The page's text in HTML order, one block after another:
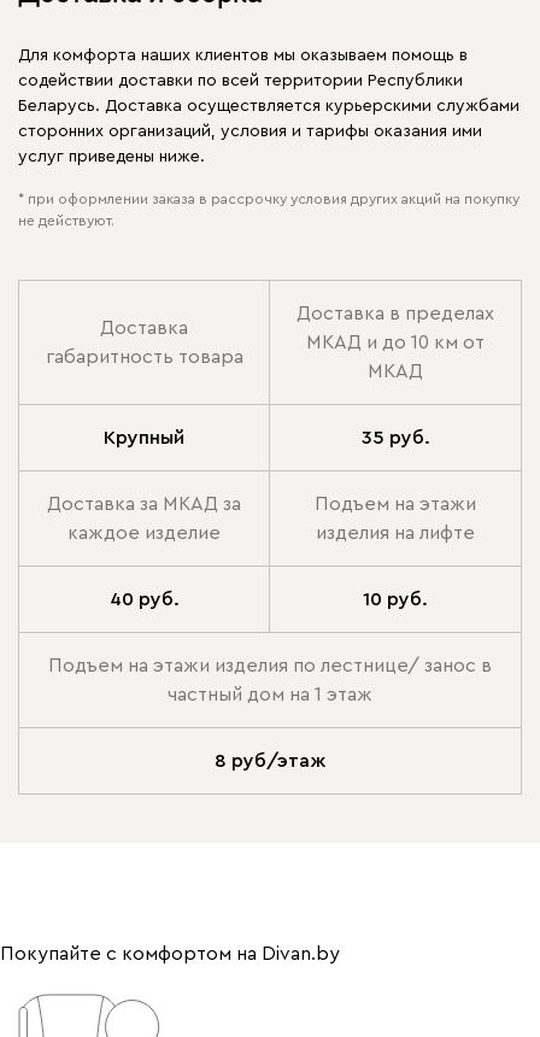
Для комфорта наших клиентов мы оказываем помощь в
содействии доставки по всей территории Республики
Беларусь. Доставка осуществляется курьерскими службами
сторонних организаций, условия и тарифы оказания ими
услуг приведены ниже.
* при оформлении заказа в рассрочку условия других акций на покупку
не действуют.
Доставка
габаритность товара
Доставка в пределах
МКАД и до 10 км от
МКАД
Крупный 35 руб.
Доставка за МКАД за
каждое изделие
Подъем на этажи
изделия на лифте
40 руб. 10 руб.
Подъем на этажи изделия по лестнице/ занос в
частный дом на 1 этаж
8 руб/этаж
Покупайте с комфортом на Divan.by